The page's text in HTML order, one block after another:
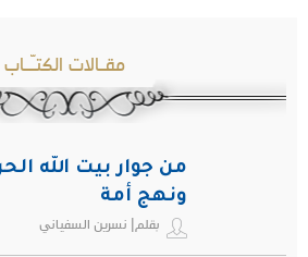
مقـالات الكتـّـاب
من جوار بيت الله
ونهج أمة
بقلم| نسرين السفياني